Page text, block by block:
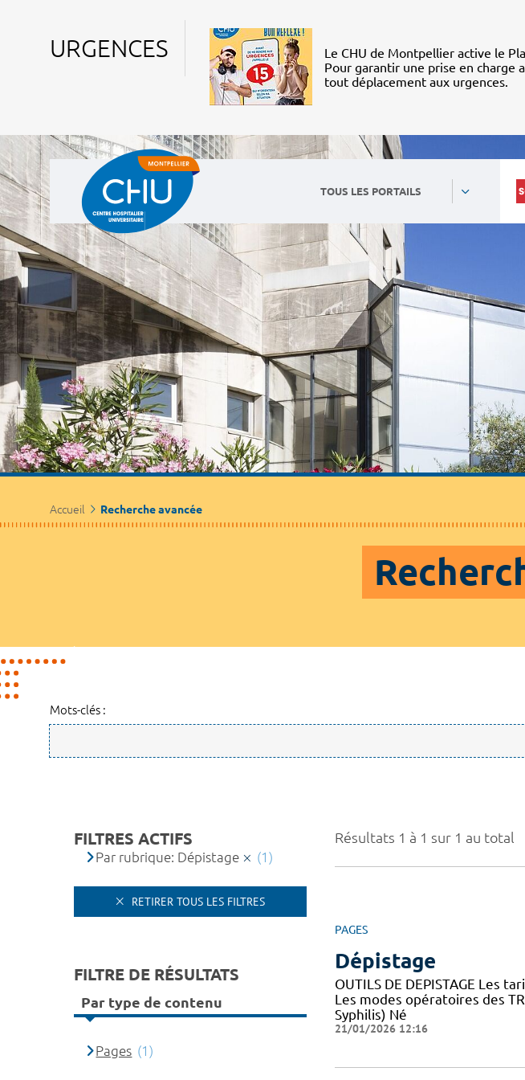
URGENCES
Le CHU de Montpellier active le
Pour garantir une prise en charge
tout déplacement aux urgences.
TOUS LES PORTAILS
Accueil Recherche avancée
Mots-clés :
Résultats 1 à 1 sur 1 au total
PAGES
Dépistage
OUTILS DE DEPISTAGE Les
Les modes opératoires des
Syphilis) Né
21/01/2026 12:16
FILTRES ACTIFS
Par rubrique: Dépistage (1)
RETIRER TOUS LES FILTRES
FILTRE DE RÉSULTATS
Par type de contenu
Pages (1)